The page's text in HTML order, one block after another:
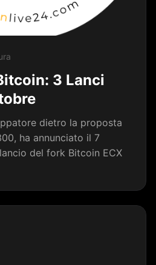
3 Lanci
dietro la proposta
ha annunciato il 7
del fork Bitcoin ECX